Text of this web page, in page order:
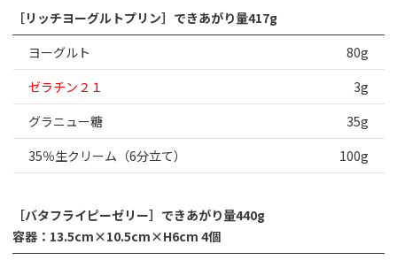
［リッチヨーグルトプリン］できあがり量417g
ヨーグルト
80g
ゼラチン２１
3g
グラニュー糖
35g
35％生クリーム（6分立て）
100g
［バタフライピーゼリー］できあがり量440g
容器：13.5cm×10.5cm×H6cm 4個